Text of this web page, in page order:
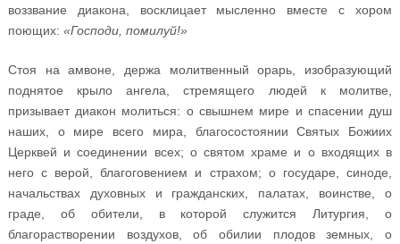
воззвание диакона, восклицает мысленно вместе с хором
поющих: «Господи, помилуй!»
Стоя на амвоне, держа молитвенный орарь, изобразующий
поднятое крыло ангела, стремящего людей к молитве,
призывает диакон молиться: о свышнем мире и спасении душ
наших, о мире всего мира, благосостоянии Святых Божиих
Церквей и соединении всех; о святом храме и о входящих в
него с верой, благоговением и страхом; о государе, синоде,
начальствах духовных и гражданских, палатах, воинстве, о
граде, об обители, в которой служится Литургия, о
благорастворении воздухов, об обилии плодов земных, о